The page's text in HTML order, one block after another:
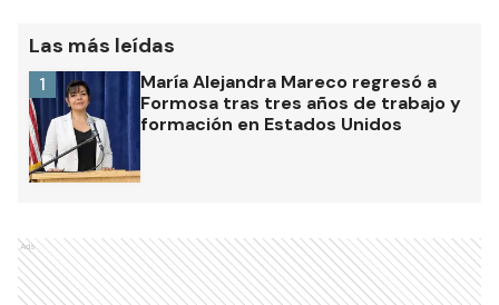
Las más leídas
María Alejandra Mareco regresó a
Formosa tras tres años de trabajo y
formación en Estados Unidos
1
Ads